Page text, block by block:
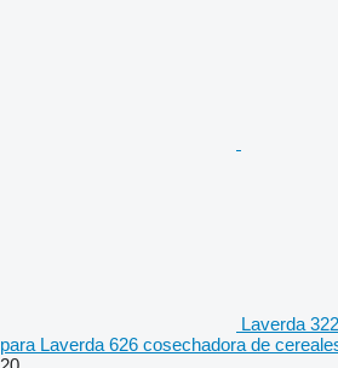
Laverda
para Laverda 626 cosechadora de